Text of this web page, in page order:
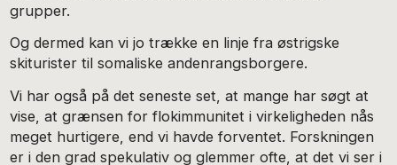
grupper.
Og dermed kan vi jo trække en linje fra østrigske
skiturister til somaliske andenrangsborgere.
Vi har også på det seneste set, at mange har søgt at
vise, at grænsen for flokimmunitet i virkeligheden nås
meget hurtigere, end vi havde forventet. Forskningen
er i den grad spekulativ og glemmer ofte, at det vi ser i